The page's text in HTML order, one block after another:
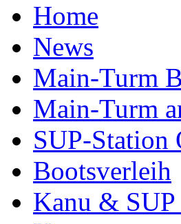
Home
News
Main-Turm
Main-Turm
SUP-Station
Bootsverleih
Kanu & SUP